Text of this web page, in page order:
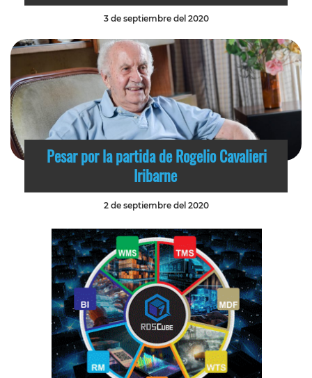
3 de septiembre del 2020
Pesar por la partida de Rogelio Cavalieri
Iribarne
2 de septiembre del 2020